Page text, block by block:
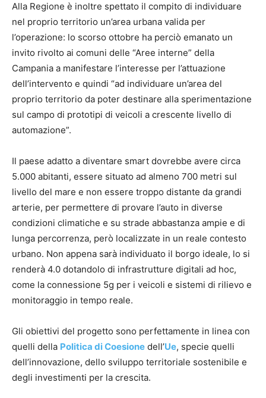
Alla Regione è inoltre spettato il compito di individuare
nel proprio territorio un’area urbana valida per
l’operazione: lo scorso ottobre ha perciò emanato un
invito rivolto ai comuni delle “Aree interne” della
Campania a manifestare l’interesse per l’attuazione
dell’intervento e quindi “ad individuare un’area del
proprio territorio da poter destinare alla sperimentazione
sul campo di prototipi di veicoli a crescente livello di
automazione”.
Il paese adatto a diventare smart dovrebbe avere circa
5.000 abitanti, essere situato ad almeno 700 metri sul
livello del mare e non essere troppo distante da grandi
arterie, per permettere di provare l’auto in diverse
condizioni climatiche e su strade abbastanza ampie e di
lunga percorrenza, però localizzate in un reale contesto
urbano. Non appena sarà individuato il borgo ideale, lo si
renderà 4.0 dotandolo di infrastrutture digitali ad hoc,
come la connessione 5g per i veicoli e sistemi di rilievo e
monitoraggio in tempo reale.
Gli obiettivi del progetto sono perfettamente in linea con
quelli della Politica di Coesione dell’Ue, specie quelli
dell’innovazione, dello sviluppo territoriale sostenibile e
degli investimenti per la crescita.